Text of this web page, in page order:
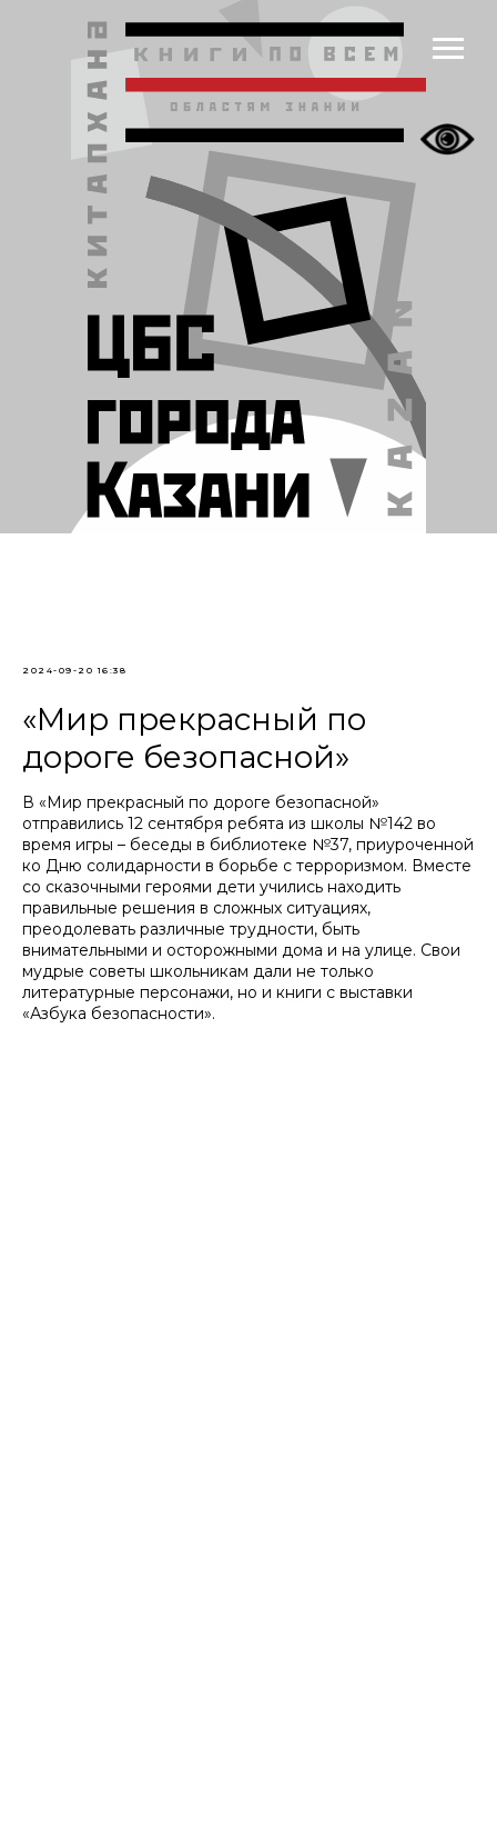
2024-09-20 16:38
«Мир прекрасный по
дороге безопасной»
В «Мир прекрасный по дороге безопасной»
отправились 12 сентября ребята из школы №142 во
время игры – беседы в библиотеке №37, приуроченной
ко Дню солидарности в борьбе с терроризмом. Вместе
со сказочными героями дети учились находить
правильные решения в сложных ситуациях,
преодолевать различные трудности, быть
внимательными и осторожными дома и на улице. Свои
мудрые советы школьникам дали не только
литературные персонажи, но и книги с выставки
«Азбука безопасности».